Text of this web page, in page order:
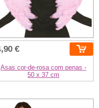
€
Asas cor-de-rosa com penas -
50 x 37 cm